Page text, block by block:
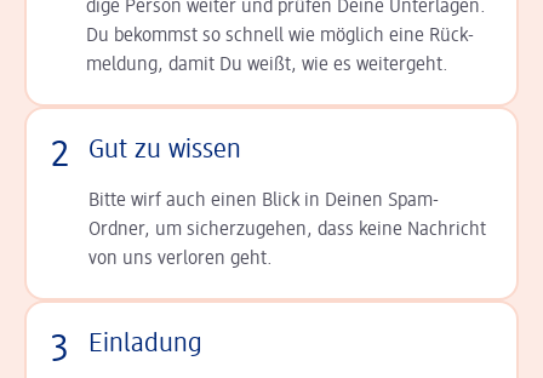
dige Person weiter und prüfen Deine Unterlagen.
Du bekommst so schnell wie möglich eine Rück­
meldung, damit Du weißt, wie es weitergeht.
2 Gut zu wissen
Bitte wirf auch einen Blick in Deinen Spam-
Ordner, um sicherzugehen, dass keine Nachricht
von uns verloren geht.
3 Einladung